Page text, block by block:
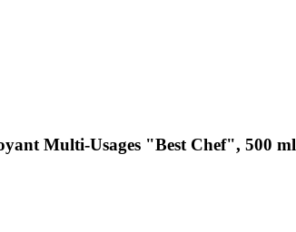
Multi-Usages "Best Chef", 500 ml